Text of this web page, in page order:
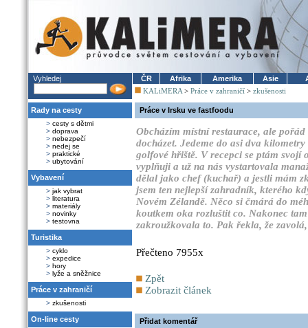
Vyhledej
Rady na cesty
> cesty s dětmi
> doprava
> nebezpečí
> nedej se
> praktické
> ubytování
Vybavení
> jak vybrat
> literatura
> materiály
> novinky
> testovna
Turistika
> cyklo
> expedice
> hory
> lyže a sněžnice
Práce v zahraničí
> zkušenosti
On-line cesty
ČR Afrika Amerika Asie
KALiMERA > Práce v zahraničí > zkušenosti
Práce v Irsku ve fastfoodu
Obcházím místní restaurace, ale
docházet. Jedeme do asi dva
golfové hřiště. V recepci se ptám
vyplňuji a už na nás vystartovala
dělal jako chef (kuchař) a jestli mám
jsem ten nejlepší zahradník, kterého
Novém Zélandě. Něco si čmárá do
koutkem oka rozluštit co. Nakonec
zakroužkovala to. Pak řekla, že
Přečteno 7955x
Zpět
Zobrazit článek
Přidat komentář